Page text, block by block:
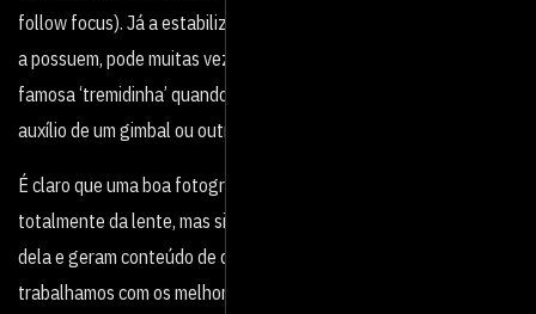
follow focus). Já a estabilização, mesmo que sutil nas lentes que
a possuem, pode muitas vezes suavizar ou até mesmo eliminar a
famosa ‘tremidinha’ quando se está gravando um vídeo sem o
auxílio de um gimbal ou outro estabilizador.
É claro que uma boa fotografia, vídeo ou filme não dependem
totalmente da lente, mas sim dos profissionais que estão por trás
dela e geram conteúdo de qualidade. Aqui na
trabalhamos com os melhores equipamentos da atual geração,